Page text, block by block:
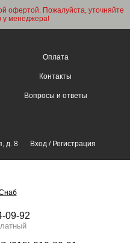
офертой. Пожалуйста, уточняйте
менеджера!
Оплата
Контакты
Вопросы и ответы
д. 8 Вход /Регистрация
09-92